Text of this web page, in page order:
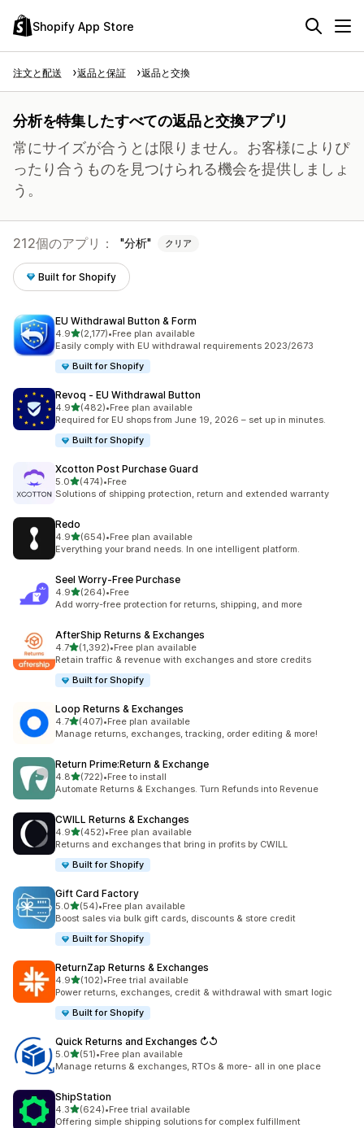
Shopify App Store
注文と配送 返品と保証 返品と交換
分析を特集したすべての返品と交換アプリ
常にサイズが合うとは限りません。お客様によりぴ
ったり合うものを見つけられる機会を提供しましょ
う。
212個のアプリ： 分析 クリア
Built for Shopify
EU Withdrawal Button & Form
4.95つ星中
(2,177)
合計レビュー数：2177件
•Free plan available
Easily comply with EU withdrawal requirements 2023/2673
Built for Shopify
Revoq ‑ EU Withdrawal Button
4.95つ星中
(482)
合計レビュー数：482件
•Free plan available
Required for EU shops from June 19, 2026 – set up in minutes.
Built for Shopify
Xcotton Post Purchase Guard
5.05つ星中
(474)
合計レビュー数：474件
•Free
Solutions of shipping protection, return and extended warranty
Redo
4.95つ星中
(654)
合計レビュー数：654件
•Free plan available
Everything your brand needs. In one intelligent platform.
Seel Worry‑Free Purchase
4.95つ星中
(264)
合計レビュー数：264件
•Free
Add worry-free protection for returns, shipping, and more
AfterShip Returns & Exchanges
4.75つ星中
(1,392)
合計レビュー数：1392件
•Free plan available
Retain traffic & revenue with exchanges and store credits
Built for Shopify
Loop Returns & Exchanges
4.75つ星中
(407)
合計レビュー数：407件
•Free plan available
Manage returns, exchanges, tracking, order editing & more!
Return Prime:Return & Exchange
4.85つ星中
(722)
合計レビュー数：722件
•Free to install
Automate Returns & Exchanges. Turn Refunds into Revenue
CWILL Returns & Exchanges
4.95つ星中
(452)
合計レビュー数：452件
•Free plan available
Returns and exchanges that bring in profits by CWILL
Built for Shopify
Gift Card Factory
5.05つ星中
(54)
合計レビュー数：54件
•Free plan available
Boost sales via bulk gift cards, discounts & store credit
Built for Shopify
ReturnZap Returns & Exchanges
4.95つ星中
(102)
合計レビュー数：102件
•Free trial available
Power returns, exchanges, credit & withdrawal with smart logic
Built for Shopify
Quick Returns and Exchanges ↻↺
5.05つ星中
(51)
合計レビュー数：51件
•Free plan available
Manage returns & exchanges, RTOs & more- all in one place
ShipStation
4.35つ星中
(624)
合計レビュー数：624件
•Free trial available
Offering simple shipping solutions for complex fulfillment